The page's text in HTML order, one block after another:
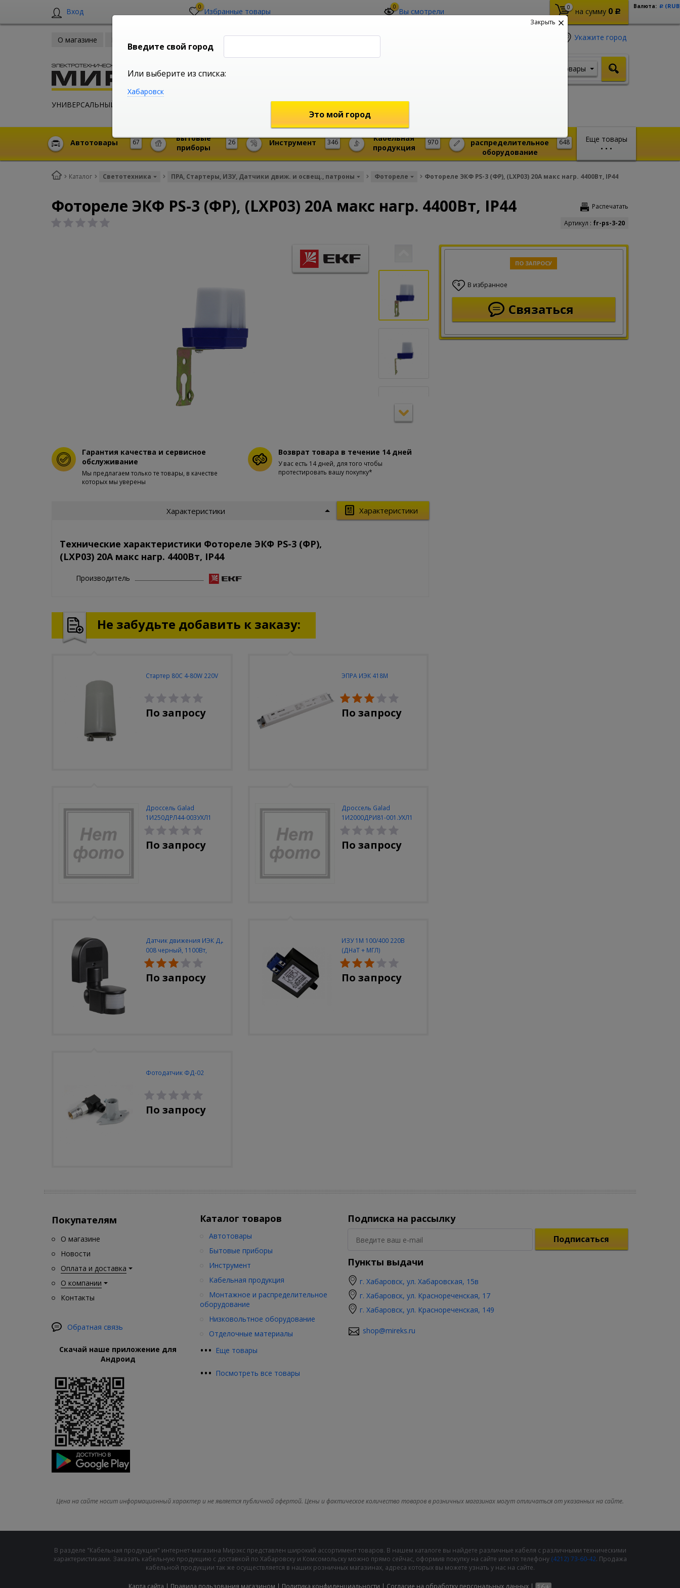
Вход 0 Избранные товары 0 Вы смотрели 0 на сумму 0 Р
Валюта: Р
О магазине
УНИВЕРСАЛЬНЫЙ ИНТЕРНЕТ МАГАЗИН
Укажите город
shop@mireks.ru
Товары
Еще товары
• • •
67
Автотовары 26
Бытовые
приборы
346
Инструмент 970
Кабельная
продукция
648
распределительное
оборудование
Каталог Светотехника ПРА, Стартеры, ИЗУ, Датчики движ. и освещ., патроны Фотореле Фотореле ЭКФ PS-3 (ФР), (LXP03) 20A макс нагр. 4400Вт, IP44
Распечатать
Фотореле ЭКФ PS-3 (ФР), (LXP03) 20A макс нагр. 4400Вт, IP44
Артикул : fr-ps-3-20
ПО ЗАПРОСУ
0 В избранное
Связаться
Гарантия качества и сервисное
обслуживание
Мы предлагаем только те товары, в качестве
которых мы уверены
Возврат товара в течение 14 дней
У вас есть 14 дней, для того чтобы
протестировать вашу покупку*
Характеристики
Характеристики
Технические характеристики Фотореле ЭКФ PS-3 (ФР),
(LXP03) 20A макс нагр. 4400Вт, IP44
Производитель
Не забудьте добавить к заказу:
Стартер 80С 4-80W 220V
По запросу
ЭПРА ИЭК 418М
По запросу
Дроссель Galad
1И250ДРЛ44-003УХЛ1
закрытый (Кадошкино)
По запросу
Дроссель Galad
1И2000ДРИ81-001.УХЛ1
380В закрытый
По запросу
Датчик движения ИЭК ДД
008 черный, 1100Вт,
180град., до 12м, IP44
По запросу
ИЗУ 1М 100/400 220В
(ДНаТ + МГЛ)
По запросу
Фотодатчик ФД-02
По запросу
Покупателям
О магазине
Новости
Оплата и доставка
О компании
Контакты
Обратная связь
Скачай наше приложение для
Андроид
Каталог товаров
••• Еще товары
Автотовары
Бытовые приборы
Инструмент
Кабельная продукция
Монтажное и распределительное
оборудование
Низковольтное оборудование
Отделочные материалы
••• Посмотреть все товары
Подписка на рассылку
Подписаться
Пункты выдачи
г. Хабаровск, ул. Хабаровская, 15в
г. Хабаровск, ул. Краснореченская, 17
г. Хабаровск, ул. Краснореченская, 149
shop@mireks.ru
Цена на сайте носит информационный характер и не является публичной офертой. Цены и фактическое количество товаров в розничных магазинах могут отличаться от указанных на сайте.
В разделе "Кабельная продукция" интернет-магазина Мирэкс представлен широкий ассортимент товаров. В нашем каталоге вы найдете различные кабеля с различными техническими
характеристиками. Заказать кабельную продукцию с доставкой по Хабаровску и Комсомольску можно прямо сейчас, оформив покупку на сайте или по телефону (4212) 73-60-42. Продажа
кабельной продукции так же осуществляется в наших розничных магазинах, адреса которых вы можете узнать у нас на сайте.
Закрыть
Введите свой город
Или выберите из списка:
Хабаровск
Это мой город